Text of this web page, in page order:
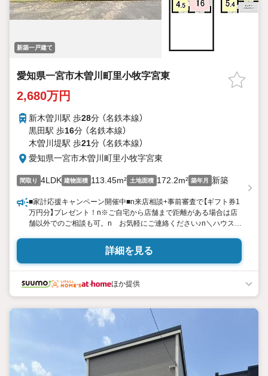
新築一戸建て
愛知県一宮市木曽川町里小牧字宮東
2,680万円
新木曽川駅 歩28分 （名鉄本線）
黒田駅 歩16分 （名鉄本線）
木曽川堤駅 歩21分 （名鉄本線）
愛知県一宮市木曽川町里小牧字宮東
間取り 4LDK 建物面積 113.45m² 土地面積 172.2m² 築年月 新築
■家計応援キャンペーン開催中■n来店相談+事前審査で【ギフト券1
万円分】プレゼント！n※ご自宅から店舗まで距離がある場合は店
舗以外でのご相談も可。n お気軽にご連絡ください♪n＼ハウスド
で1番重要と言っても過言でないのが【資金】のお話です。n様々な
銀行との取引実績があり、常にトレンドを学んでいますのでnお客
様一人一人に合ったご提案が出来ます。n「借り入れがあっても住
て詳しく知りたい」n「近い将来マイホーム購入を検討している」n
こんな方もまずはお気軽にご相談ください♪n不動産のプロがお客
様の疑問を全て解決いたします！n■■ハウスドゥ一宮南の特徴
■■n・キッズスペースやベビーベッドがありお子様と一緒のご来
店も大歓迎！n・お仕事終わりの時間もご相談を承っております
♪n・ご来店が難しい場合はお迎えや他の場所でのご相談も可能！
n・ご相談特典があるお店♪n【損しないマイホーム購入はハウスド
ゥ一宮南にお任せください！】
詳細を見る
ほか提供